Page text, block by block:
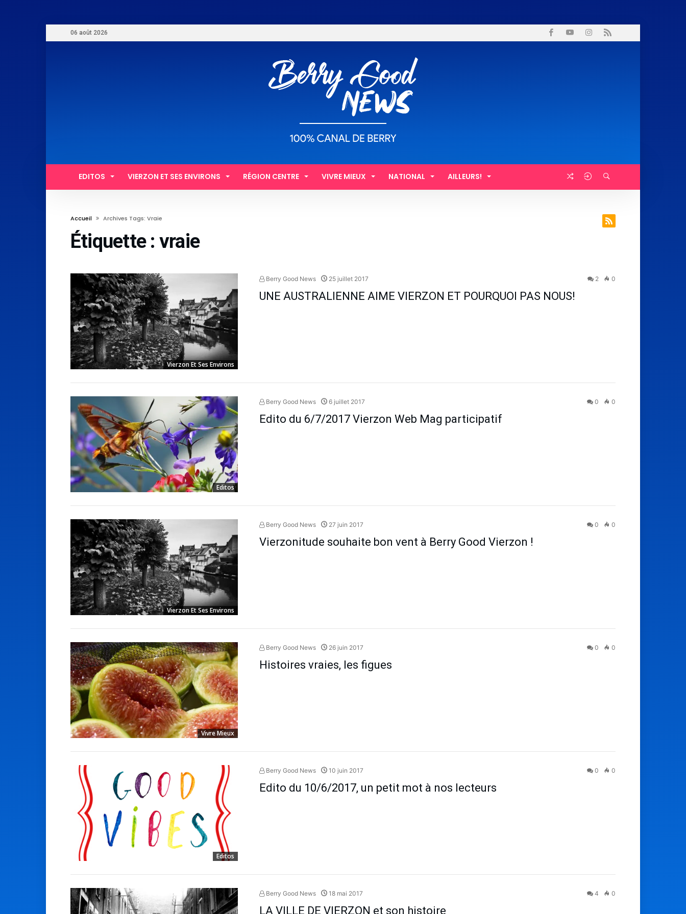
06 août 2026
EDITOS VIERZON ET SES ENVIRONS RÉGION CENTRE VIVRE MIEUX NATIONAL AILLEURS!
Accueil Archives Tags: Vraie
Étiquette : vraie
Vierzon Et Ses Environs
Berry Good News 25 juillet 2017 2 0
UNE AUSTRALIENNE AIME VIERZON ET POURQUOI PAS NOUS!
Editos
Berry Good News 6 juillet 2017 0 0
Edito du 6/7/2017 Vierzon Web Mag participatif
Vierzon Et Ses Environs
Berry Good News 27 juin 2017 0 0
Vierzonitude souhaite bon vent à Berry Good Vierzon !
Vivre Mieux
Berry Good News 26 juin 2017 0 0
Histoires vraies, les figues
Editos
Berry Good News 10 juin 2017 0 0
Edito du 10/6/2017, un petit mot à nos lecteurs
Berry Good News 18 mai 2017 4 0
LA VILLE DE VIERZON et son histoire